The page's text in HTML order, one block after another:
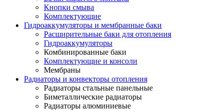
Кнопки смыва
Комплектующие
Гидроаккумуляторы и мембранные баки
Расширительные баки для отопления
Гидроаккумуляторы
Комбинированные баки
Комплектующие и консоли
Мембраны
Радиаторы и конвекторы отопления
Радиаторы стальные панельные
Биметаллические радиаторы
Радиаторы алюминиевые